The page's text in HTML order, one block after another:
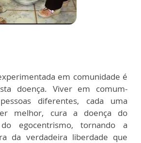
em comunidade é
doença. Viver em comum-
diferentes, cada uma
melhor, cura a doença do
do egocentrismo, tornando a
da verdadeira liberdade que